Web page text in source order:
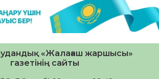
«Жалағаш жаршысы»
газетінің сайты